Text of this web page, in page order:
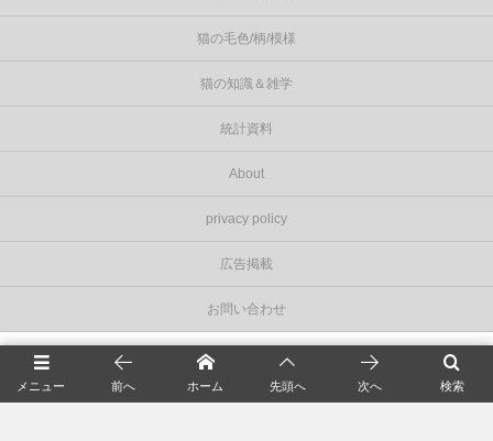
猫の毛色/柄/模様
猫の知識＆雑学
統計資料
About
privacy policy
広告掲載
お問い合わせ
Cat Press（キャットプレス）
メニュー 検索
前へ ホーム 先頭へ 次へ